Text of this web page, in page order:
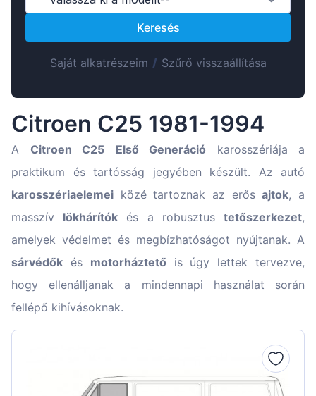
Suomen
Lietuvių
Slovenian
Latvian
Slovenčina
Keresés
Saját alkatrészeim / Szűrő visszaállítása
Citroen C25 1981-1994
A Citroen C25 Első Generáció karosszériája a
praktikum és tartósság jegyében készült. Az autó
karosszériaelemei közé tartoznak az erősajtok, a
masszív lökhárítók és a robusztustetőszerkezet,
amelyek védelmet és megbízhatóságot nyújtanak. A
sárvédők és motorháztető is úgy lettek tervezve,
hogy ellenálljanak a mindennapi használat során
fellépő kihívásoknak.